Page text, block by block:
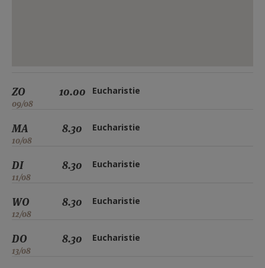
ZO
09/08
10.00 Eucharistie
MA
10/08
8.30 Eucharistie
DI
11/08
8.30 Eucharistie
WO
12/08
8.30 Eucharistie
DO
13/08
8.30 Eucharistie